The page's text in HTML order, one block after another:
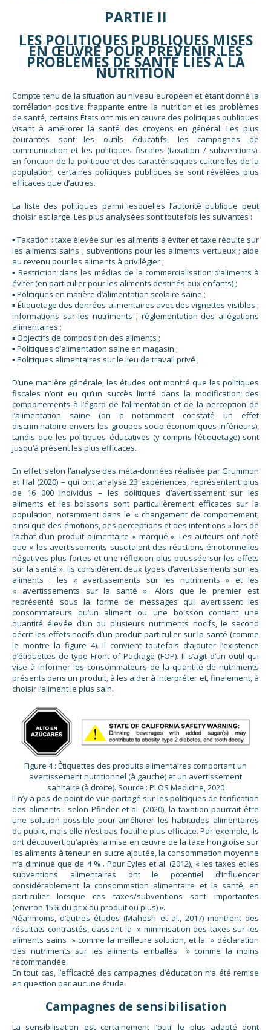
PARTIE II
LES POLITIQUES PUBLIQUES MISES
EN ŒUVRE POUR PRÉVENIR LES
PROBLÈMES DE SANTÉ LIÉS À LA
NUTRITION
Compte tenu de la situation au niveau européen et étant donné la
corrélation positive frappante entre la nutrition et les problèmes
de santé, certains États ont mis en œuvre des politiques publiques
visant à améliorer la santé des citoyens en général. Les plus
courantes sont les outils éducatifs, les campagnes de
communication et les politiques fiscales (taxation / subventions).
En fonction de la politique et des caractéristiques culturelles de la
population, certaines politiques publiques se sont révélées plus
efficaces que d’autres.
La liste des politiques parmi lesquelles l’autorité publique peut
choisir est large. Les plus analysées sont toutefois les suivantes :
▪ Taxation : taxe élevée sur les aliments à éviter et taxe réduite sur
les aliments sains ; subventions pour les aliments vertueux ; aide
au revenu pour les aliments à privilégier ;
▪ Restriction dans les médias de la commercialisation d’aliments à
éviter (en particulier pour les aliments destinés aux enfants) ;
▪ Politiques en matière d’alimentation scolaire saine ;
▪ Étiquetage des denrées alimentaires avec des vignettes visibles ;
informations sur les nutriments ; réglementation des allégations
alimentaires ;
▪ Objectifs de composition des aliments ;
▪ Politiques d’alimentation saine en magasin ;
▪ Politiques alimentaires sur le lieu de travail privé ;
D’une manière générale, les études ont montré que les politiques
fiscales n’ont eu qu’un succès limité dans la modification des
comportements à l’égard de l’alimentation et de la perception de
l’alimentation saine (on a notamment constaté un effet
discriminatoire envers les groupes socio-économiques inférieurs),
tandis que les politiques éducatives (y compris l’étiquetage) sont
jusqu’à présent les plus efficaces.
En effet, selon l’analyse des méta-données réalisée par Grummon
et Hal (2020) – qui ont analysé 23 expériences, représentant plus
de 16 000 individus – les politiques d’avertissement sur les
aliments et les boissons sont particulièrement efficaces sur la
population, notamment dans le « changement de comportement,
ainsi que des émotions, des perceptions et des intentions » lors de
l’achat d’un produit alimentaire « marqué ». Les auteurs ont noté
que « les avertissements suscitaient des réactions émotionnelles
négatives plus fortes et une réflexion plus poussée sur les effets
sur la santé ». Ils considèrent deux types d’avertissements sur les
aliments : les « avertissements sur les nutriments » et les
« avertissements sur la santé ». Alors que le premier est
représenté sous la forme de messages qui avertissent les
consommateurs qu’un aliment ou une boisson contient une
quantité élevée d’un ou plusieurs nutriments nocifs, le second
décrit les effets nocifs d’un produit particulier sur la santé (comme
le montre la figure 4). Il convient toutefois d’ajouter l’existence
d’étiquettes de type Front of Package (FOP). Il s’agit d’un outil qui
vise à informer les consommateurs de la quantité de nutriments
présents dans un produit, à les aider à interpréter et, finalement, à
choisir l’aliment le plus sain.
Figure 4 : Étiquettes des produits alimentaires comportant un
avertissement nutritionnel (à gauche) et un avertissement
sanitaire (à droite). Source : PLOS Medicine, 2020
Il n’y a pas de point de vue partagé sur les politiques de tarification
des aliments : selon Pfinder et al. (2020), la taxation pourrait être
une solution possible pour améliorer les habitudes alimentaires
du public, mais elle n’est pas l’outil le plus efficace. Par exemple, ils
ont découvert qu’après la mise en œuvre de la taxe hongroise sur
les aliments à teneur en sucre ajoutée, la consommation moyenne
n’a diminué que de 4 % . Pour Eyles et al. (2012), « les taxes et les
subventions alimentaires ont le potentiel d’influencer
considérablement la consommation alimentaire et la santé, en
particulier lorsque ces taxes/subventions sont importantes
(environ 15% du prix du produit ou plus) ».
Néanmoins, d’autres études (Mahesh et al., 2017) montrent des
résultats contrastés, classant la » minimisation des taxes sur les
aliments sains » comme la meilleure solution, et la » déclaration
des nutriments sur les aliments emballés » comme la moins
recommandée.
En tout cas, l’efficacité des campagnes d’éducation n’a été remise
en question par aucune étude.
Campagnes de sensibilisation
La sensibilisation est certainement l’outil le plus adapté dont